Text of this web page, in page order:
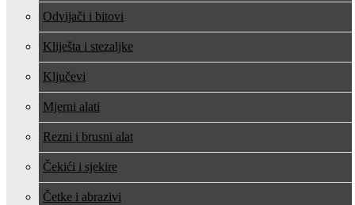
Odvijači i bitovi
Kliješta i stezaljke
Ključevi
Mjerni alati
Rezni i brusni alat
Čekići i sjekire
Četke i abrazivi